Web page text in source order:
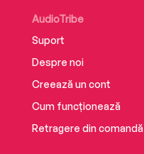
AudioTribe
Suport
Despre noi
Creează un cont
Cum funcționează
Retragere din comandă